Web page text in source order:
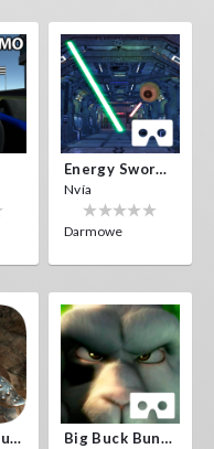
Energy Sword VR
Nvía
Darmowe
Overlord Souls Big Buck Bunny